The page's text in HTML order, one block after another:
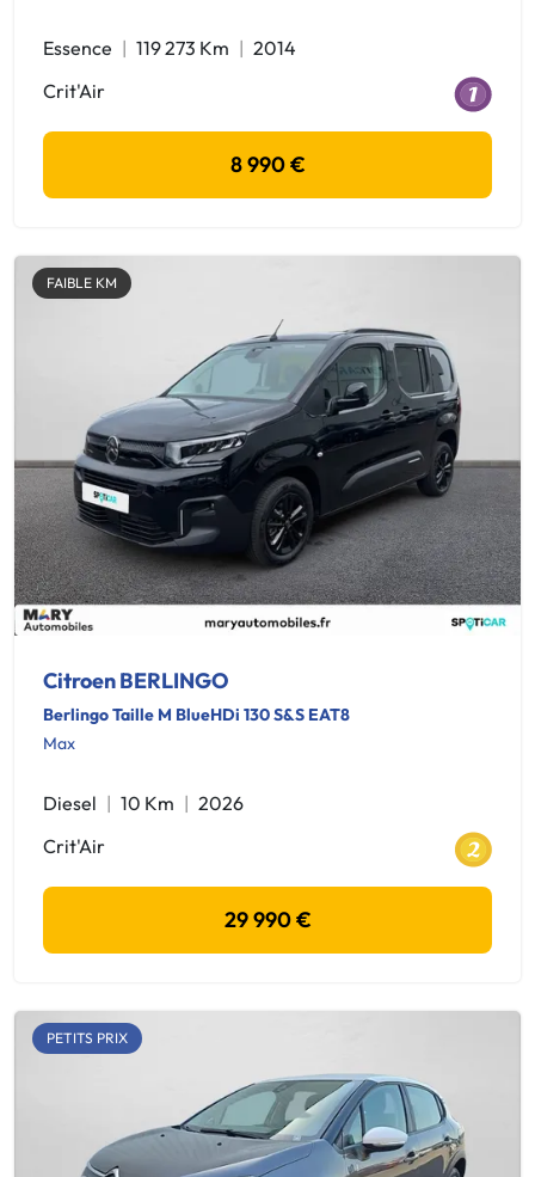
Essence 119 273 Km
2014
Crit'Air
8 990 €
FAIBLE KM
Citroen BERLINGO
Berlingo Taille M BlueHDi 130 S&S EAT8
Max
Diesel 10 Km
2026
Crit'Air
29 990 €
PETITS PRIX